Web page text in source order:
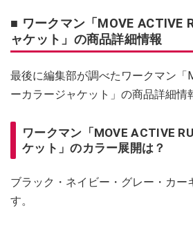
■ ワークマン「MOVE ACTIVE
ャケット」の商品詳細情報
最後に編集部が調べたワークマン「
ーカラージャケット」の商品詳細情
ワークマン「MOVE ACTIVE
ケット」のカラー展開は？
ブラック・ネイビー・グレー・カー
す。